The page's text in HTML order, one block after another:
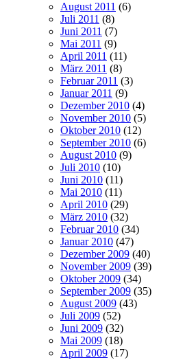
August 2011 (6)
Juli 2011 (8)
Juni 2011 (7)
Mai 2011 (9)
April 2011 (11)
März 2011 (8)
Februar 2011 (3)
Januar 2011 (9)
Dezember 2010 (4)
November 2010 (5)
Oktober 2010 (12)
September 2010 (6)
August 2010 (9)
Juli 2010 (10)
Juni 2010 (11)
Mai 2010 (11)
April 2010 (29)
März 2010 (32)
Februar 2010 (34)
Januar 2010 (47)
Dezember 2009 (40)
November 2009 (39)
Oktober 2009 (34)
September 2009 (35)
August 2009 (43)
Juli 2009 (52)
Juni 2009 (32)
Mai 2009 (18)
April 2009 (17)